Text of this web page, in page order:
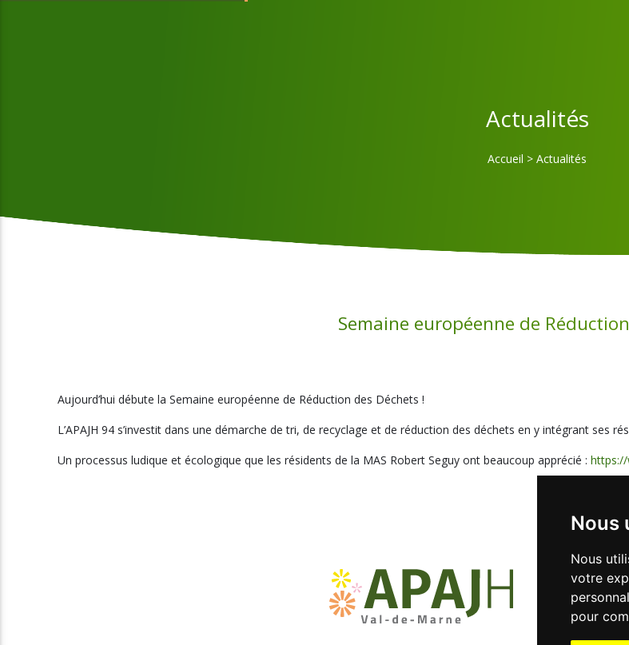
Nous
Nous
votre
pour
Actualités
Accueil > Actualités
Semaine européenne de
Aujourd’hui débute la Semaine européenne de Réduction des Déchets !
L’APAJH 94 s’investit dans une démarche de tri, de recyclage et de réduction des déchets en y intégrant ses
Un processus ludique et écologique que les résidents de la MAS Robert Seguy ont beaucoup apprécié : https://
41 rue Le-
01 45 13 14